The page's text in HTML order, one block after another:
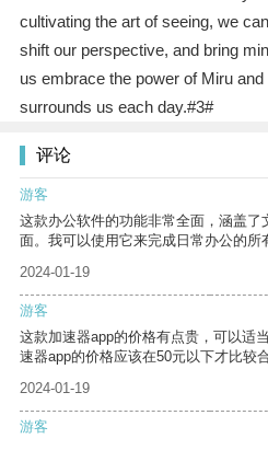
cultivating the art of seeing, we
shift our perspective, and bring
us embrace the power of Miru
surrounds us each day.#3#
评论
游客
这款办公软件的功能非常全面，涵盖
面。我可以使用它来完成日常办公的所
2024-01-19
游客
这款加速器app的价格有点贵，可以适
速器app的价格应该在50元以下才比较合
2024-01-19
游客